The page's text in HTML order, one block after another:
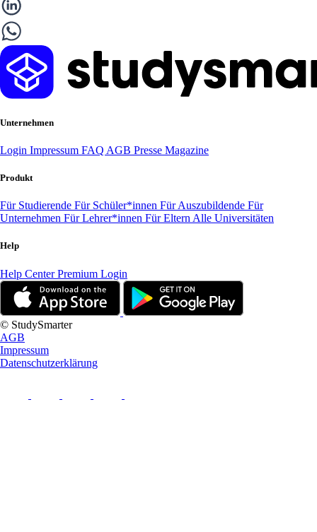
Unternehmen
Login Impressum FAQ AGB Presse Magazine
Produkt
Für Studierende Für Schüler*innen Für Auszubildende Für
Unternehmen Für Lehrer*innen Für Eltern Alle Universitäten
Help
Help CenterPremium Login
© StudySmarter
AGB
Impressum
Datenschutzerklärung